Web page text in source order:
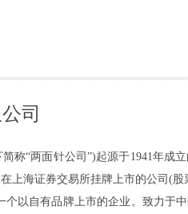
司
称“两面针公司”)起源于1941年成
上海证券交易所挂牌上市的公司(
以自有品牌上市的企业。致力于